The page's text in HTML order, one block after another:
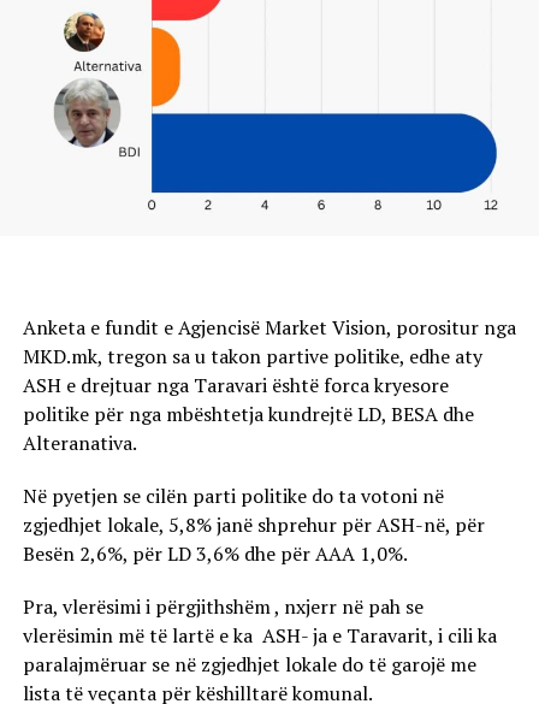
Anketa e fundit e Agjencisë Market Vision, porositur nga
MKD.mk, tregon sa u takon partive politike, edhe aty
ASH e drejtuar nga Taravari është forca kryesore
politike për nga mbështetja kundrejtë LD, BESA dhe
Alteranativa.
Në pyetjen se cilën parti politike do ta votoni në
zgjedhjet lokale, 5,8% janë shprehur për ASH-në, për
Besën 2,6%, për LD 3,6% dhe për AAA 1,0%.
Pra, vlerësimi i përgjithshëm , nxjerr në pah se
vlerësimin më të lartë e ka ASH- ja e Taravarit, i cili ka
paralajmëruar se në zgjedhjet lokale do të garojë me
lista të veçanta për këshilltarë komunal.